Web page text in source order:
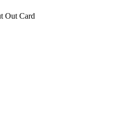
Out Card